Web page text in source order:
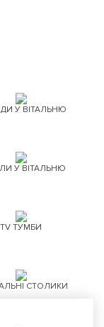
У ВІТАЛЬНЮ
У ВІТАЛЬНЮ
TV ТУМБИ
СТОЛИКИ